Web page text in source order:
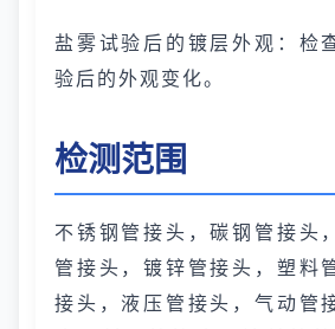
盐雾试验后的镀层外观：检
验后的外观变化。
检测范围
不锈钢管接头，碳钢管接头
管接头，镀锌管接头，塑料
接头，液压管接头，气动管